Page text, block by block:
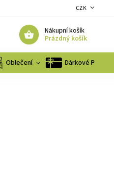
CZK
Nákupní košík
Prázdný košík
Oblečení Dárkové